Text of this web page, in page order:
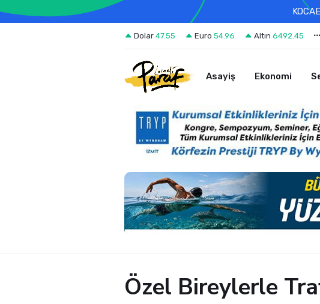
Dolar 47.55 Euro 54.96 Altın 6492.45
Asayiş Ekonomi
Özel Bireylerle